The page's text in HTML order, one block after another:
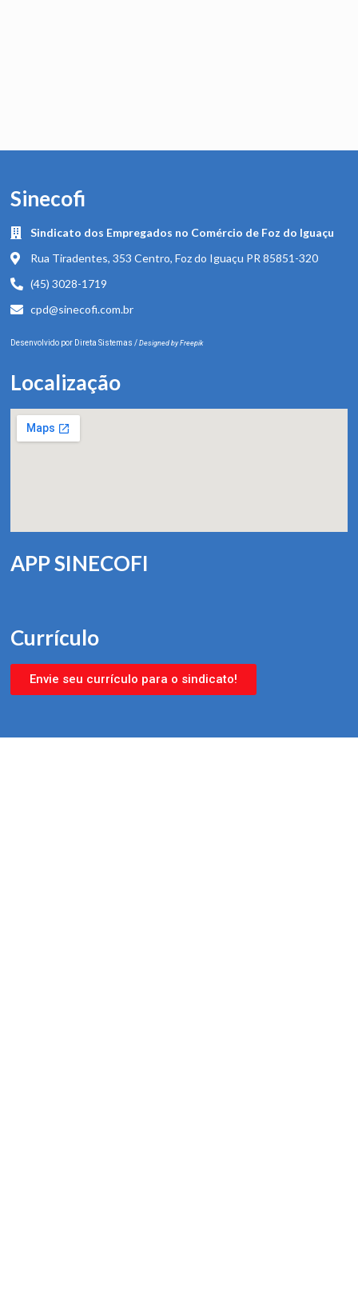
Sinecofi
Sindicato dos Empregados no Comércio de Foz do Iguaçu
Rua Tiradentes, 353 Centro, Foz do Iguaçu PR 85851-320
(45) 3028-1719
cpd@sinecofi.com.br
Desenvolvido por Direta Sistemas / Designed by Freepik
Localização
APP SINECOFI
Currículo
Envie seu currículo para o sindicato!